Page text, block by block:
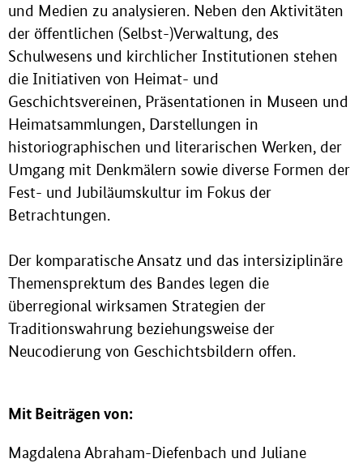
und Medien zu analysieren. Neben den Aktivitäten
der öffentlichen (Selbst-)Verwaltung, des
Schulwesens und kirchlicher Institutionen stehen
die Initiativen von Heimat- und
Geschichtsvereinen, Präsentationen in Museen und
Heimatsammlungen, Darstellungen in
historiographischen und literarischen Werken, der
Umgang mit Denkmälern sowie diverse Formen der
Fest- und Jubiläumskultur im Fokus der
Betrachtungen.
Der komparatische Ansatz und das intersiziplinäre
Themensprektum des Bandes legen die
überregional wirksamen Strategien der
Traditionswahrung beziehungsweise der
Neucodierung von Geschichtsbildern offen.
Mit Beiträgen von:
Magdalena Abraham-Diefenbach und Juliane